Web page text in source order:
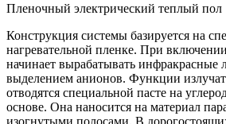
Пленочный электрический теплый пол
Конструкция системы базируется на
нагревательной пленке. При
начинает вырабатывать инфракрасные
выделением анионов. Функции
отводятся специальной пасте на
основе. Она наносится на материал
изогнутыми полосами. В